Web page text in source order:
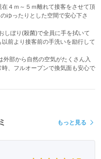
４ｍ～５ｍ離れて接客をさせて頂
ゆったりとした空間で安心下さ
前より接客前の手洗いを励行して
時、フルオープンで換気面も安心で
もっと見る